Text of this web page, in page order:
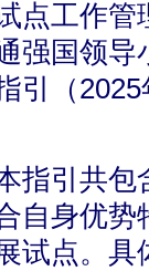
工作管
强国领导
引（
引共包
自身优势
试点。具